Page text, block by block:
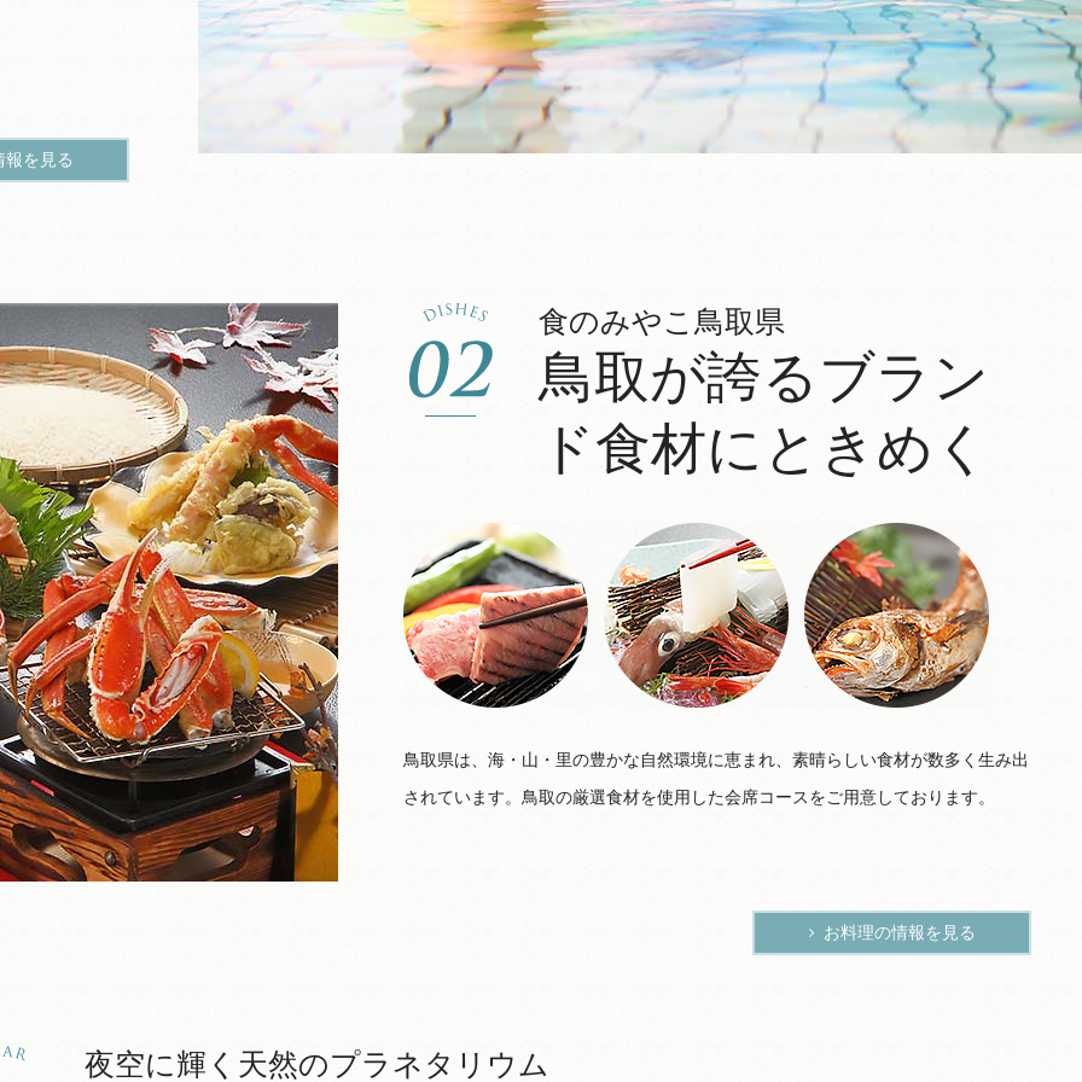
報を見る
食のみやこ鳥取県
鳥取が誇るブラン
ド食材にときめく
鳥取県は、海・山・里の豊かな自然環境に恵まれ、素晴らしい食材が数多く生み出
されています。鳥取の厳選食材を使用した会席コースをご用意しております。
お料理の情報を見る
夜空に輝く天然のプラネタリウム